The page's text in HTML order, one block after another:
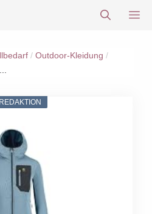
/ Outdoor-Kleidung /